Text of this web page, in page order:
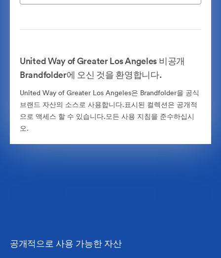
United Way of Greater Los Angeles 비공개
Brandfolder에 오신 것을 환영합니다.
United Way of Greater Los Angeles은 Brandfolder을 공식
브랜드 자산의 소스로 사용합니다.표시된 컬렉션은 공개적
으로 액세스 할 수 있습니다.모든 사용 지침을 준수하십시
오.
공개적으로 사용 가능한 자산